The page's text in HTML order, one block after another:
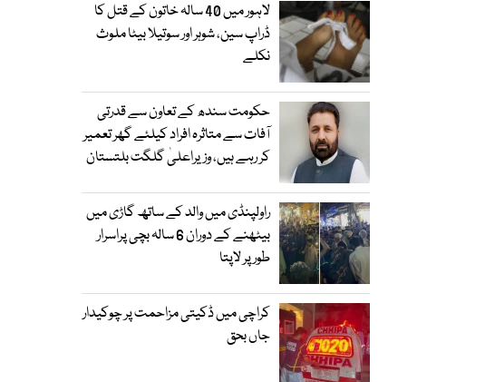
لاہور میں 40 سالہ خاتون کے قتل کا
ڈراپ سین، شوہر اور سوتیلا بیٹا ملوث
نکلے
حکومت سندھ کے تعاون سے قدرتی
آفات سے متاثرہ افراد کیلئے گھر تعمیر
کر رہے ہیں، وزیراعلیٰ گلگت بلتستان
راولپنڈی میں والد کے ساتھ گاڑی میں
بیٹھنے کے دوران 6 سالہ بچی پراسرار
طور پر لاپتا
کراچی میں ڈکیتی مزاحمت پر چوکیدار
جاں بحق